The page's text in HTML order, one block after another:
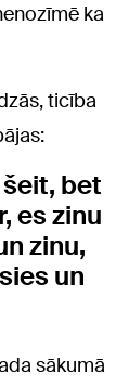
ka
ticība
bet
es zinu
zinu,
un
sākumā